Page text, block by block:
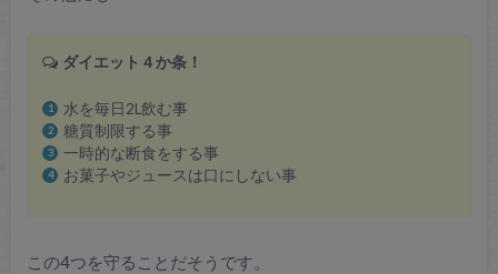
ダイエット４か条！
水を毎日2L飲む事
糖質制限する事
一時的な断食をする事
お菓子やジュースは口にしない事
この4つを守ることだそうです。